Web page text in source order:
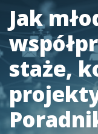
Jak
staże,